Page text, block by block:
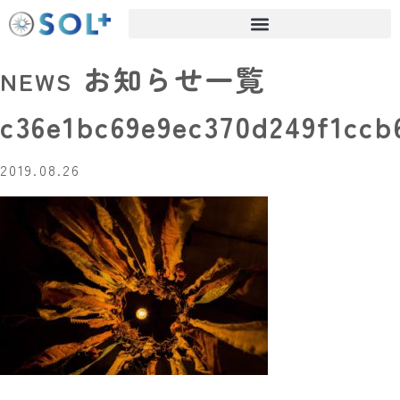
NEWS お知らせ一覧
2019.08.26